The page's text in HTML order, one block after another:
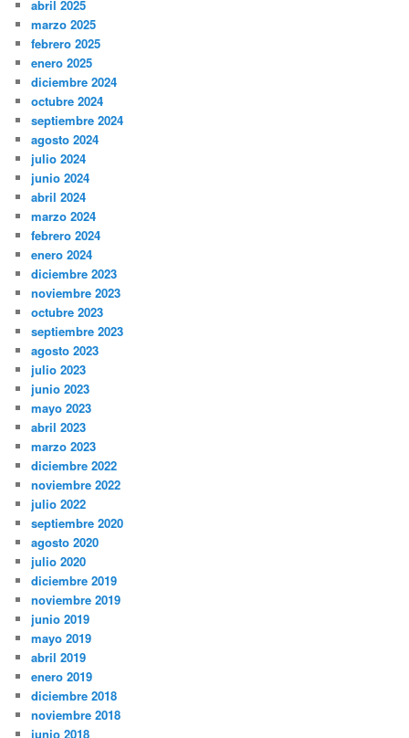
abril 2025
marzo 2025
febrero 2025
enero 2025
diciembre 2024
octubre 2024
septiembre 2024
agosto 2024
julio 2024
junio 2024
abril 2024
marzo 2024
febrero 2024
enero 2024
diciembre 2023
noviembre 2023
octubre 2023
septiembre 2023
agosto 2023
julio 2023
junio 2023
mayo 2023
abril 2023
marzo 2023
diciembre 2022
noviembre 2022
julio 2022
septiembre 2020
agosto 2020
julio 2020
diciembre 2019
noviembre 2019
junio 2019
mayo 2019
abril 2019
enero 2019
diciembre 2018
noviembre 2018
junio 2018